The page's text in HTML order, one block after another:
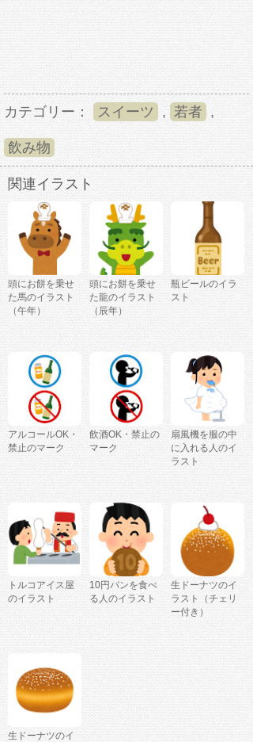
カテゴリー： スイーツ , 若者 ,
飲み物
関連イラスト
頭にお餅を乗せ
た馬のイラスト
（午年）
頭にお餅を乗せ
た龍のイラスト
（辰年）
瓶ビールのイラ
スト
アルコールOK・
禁止のマーク
飲酒OK・禁止の
マーク
扇風機を服の中
に入れる人のイ
ラスト
トルコアイス屋
のイラスト
10円パンを食べ
る人のイラスト
生ドーナツのイ
ラスト（チェリ
ー付き）
生ドーナツのイ